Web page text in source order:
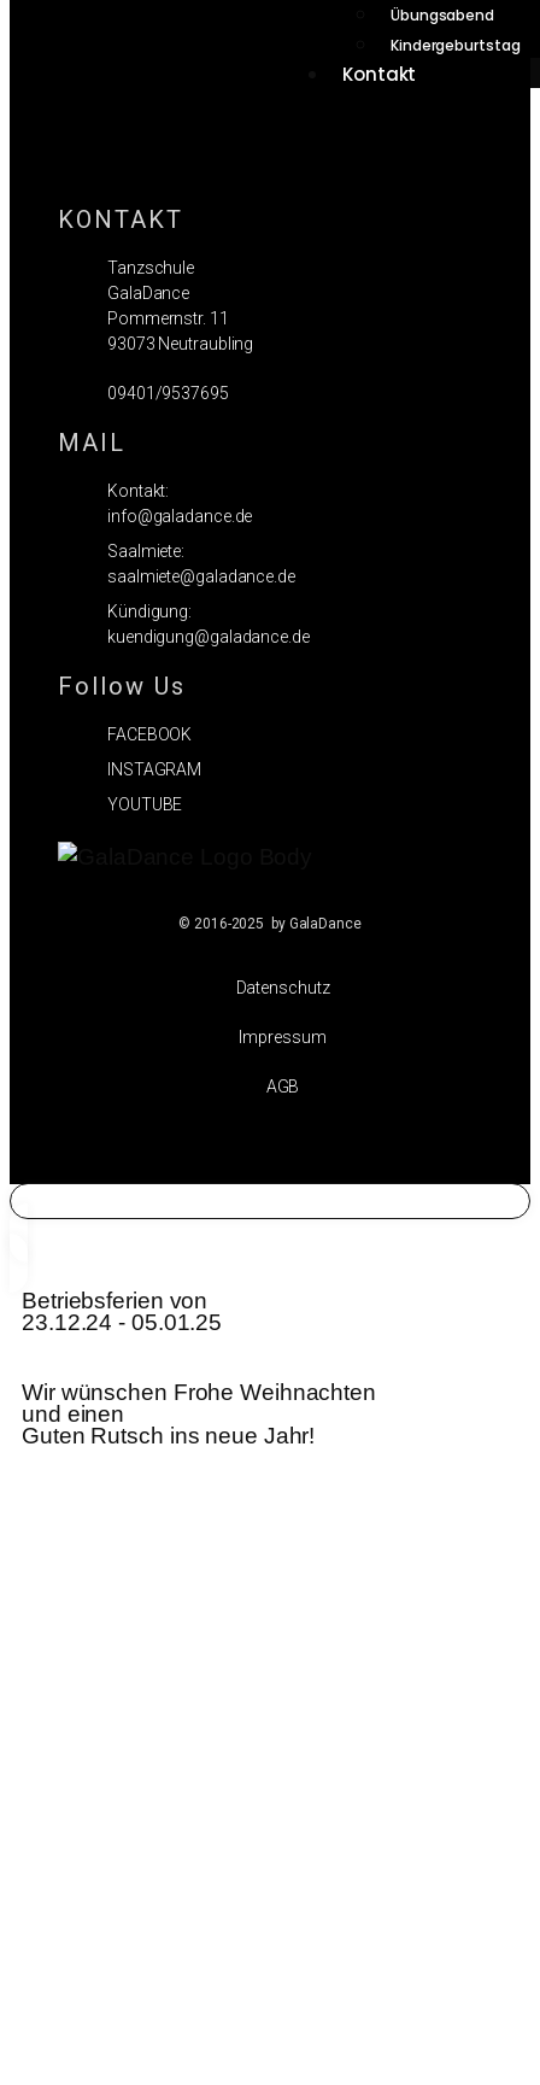
Übungsabend
Kindergeburtstag
Kontakt
KONTAKT
Tanzschule
GalaDance
Pommernstr. 11
93073 Neutraubling
09401/9537695
MAIL
Kontakt:
info@galadance.de
Saalmiete:
saalmiete@galadance.de
Kündigung:
kuendigung@galadance.de
Follow Us
FACEBOOK
INSTAGRAM
YOUTUBE
© 2016-2025 by GalaDance
Datenschutz
Impressum
AGB
Betriebsferien von
23.12.24 - 05.01.25
Wir wünschen Frohe Weihnachten
und einen
Guten Rutsch ins neue Jahr!